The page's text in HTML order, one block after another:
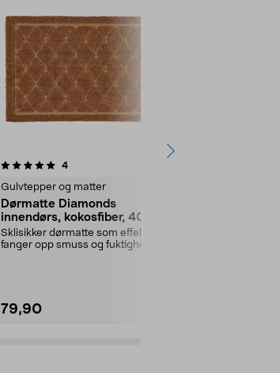
4anmeldelser
Gulvtepper og matter
Dørmatte Diamonds
innendørs, kokosfiber, 40 x
60 cm
Sklisikker dørmatte som effektivt
fanger opp smuss og fuktighet ved
79,90
4.5 av 5 stjerner